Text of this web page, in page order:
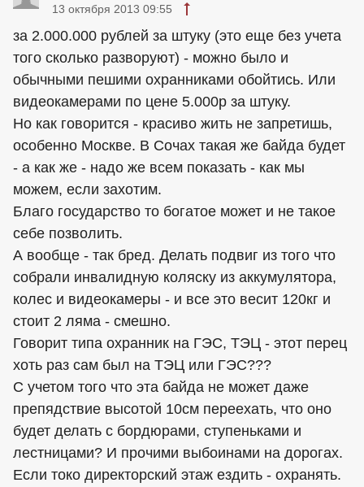
13 октября 2013 09:55
за 2.000.000 рублей за штуку (это еще без учета
того сколько разворуют) - можно было и
обычными пешими охранниками обойтись. Или
видеокамерами по цене 5.000р за штуку.
Но как говорится - красиво жить не запретишь,
особенно Москве. В Сочах такая же байда будет
- а как же - надо же всем показать - как мы
можем, если захотим.
Благо государство то богатое может и не такое
себе позволить.
А вообще - так бред. Делать подвиг из того что
собрали инвалидную коляску из аккумулятора,
колес и видеокамеры - и все это весит 120кг и
стоит 2 ляма - смешно.
Говорит типа охранник на ГЭС, ТЭЦ - этот перец
хоть раз сам был на ТЭЦ или ГЭС???
С учетом того что эта байда не может даже
препядствие высотой 10см переехать, что оно
будет делать с бордюрами, ступеньками и
лестницами? И прочими выбоинами на дорогах.
Если токо директорский этаж ездить - охранять.